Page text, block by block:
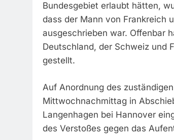
Bundesgebiet erlaubt hätten,
dass der Mann von Frankreich
ausgeschrieben war. Offenbar
Deutschland, der Schweiz und
gestellt.
Auf Anordnung des
Mittwochnachmittag in
Langenhagen bei Hannover
des Verstoßes gegen das